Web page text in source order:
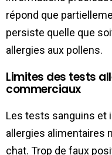
répond que
persiste quelle que
allergies aux pollens.
Limites des tests
commerciaux
Les tests sanguins et
allergies alimentaires
chat. Trop de faux